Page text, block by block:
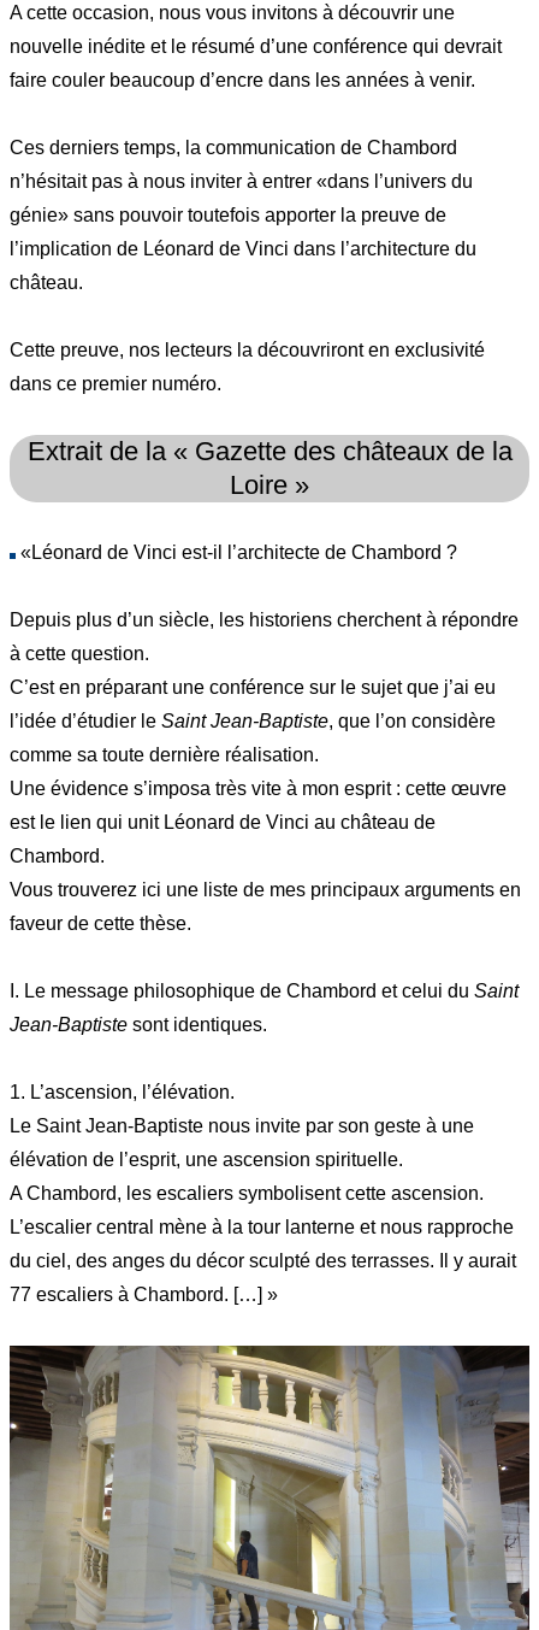
A cette occasion, nous vous invitons à découvrir une
nouvelle inédite et le résumé d’une conférence qui devrait
faire couler beaucoup d’encre dans les années à venir.
Ces derniers temps, la communication de Chambord
n’hésitait pas à nous inviter à entrer «dans l’univers du
génie» sans pouvoir toutefois apporter la preuve de
l’implication de Léonard de Vinci dans l’architecture du
château.
Cette preuve, nos lecteurs la découvriront en exclusivité
dans ce premier numéro.
Extrait de la « Gazette des châteaux de la
Loire »
«Léonard de Vinci est-il l’architecte de Chambord ?
Depuis plus d’un siècle, les historiens cherchent à répondre
à cette question.
C’est en préparant une conférence sur le sujet que j’ai eu
l’idée d’étudier le Saint Jean-Baptiste, que l’on considère
comme sa toute dernière réalisation.
Une évidence s’imposa très vite à mon esprit : cette œuvre
est le lien qui unit Léonard de Vinci au château de
Chambord.
Vous trouverez ici une liste de mes principaux arguments en
faveur de cette thèse.
I. Le message philosophique de Chambord et celui du Saint
Jean-Baptiste sont identiques.
1. L’ascension, l’élévation.
Le Saint Jean-Baptiste nous invite par son geste à une
élévation de l’esprit, une ascension spirituelle.
A Chambord, les escaliers symbolisent cette ascension.
L’escalier central mène à la tour lanterne et nous rapproche
du ciel, des anges du décor sculpté des terrasses. Il y aurait
77 escaliers à Chambord. […] »